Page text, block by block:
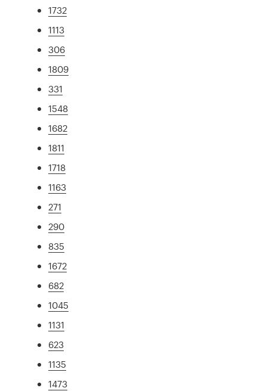
1732
1113
306
1809
331
1548
1682
1811
1718
1163
271
290
835
1672
682
1045
1131
623
1135
1473